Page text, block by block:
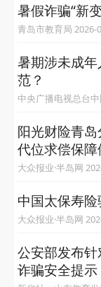
暑假诈骗“新
青岛市教
暑期涉未成
范？
阳光财险青
代位求偿保
大众报
中国太保寿
大众报
公安部发布
诈骗安全提示